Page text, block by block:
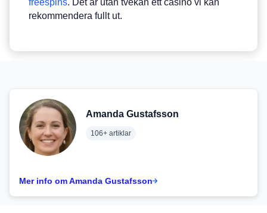
freespins. Det är utan tvekan ett casino vi kan
rekommendera fullt ut.
Amanda Gustafsson
106+ artiklar
Mer info om Amanda Gustafsson